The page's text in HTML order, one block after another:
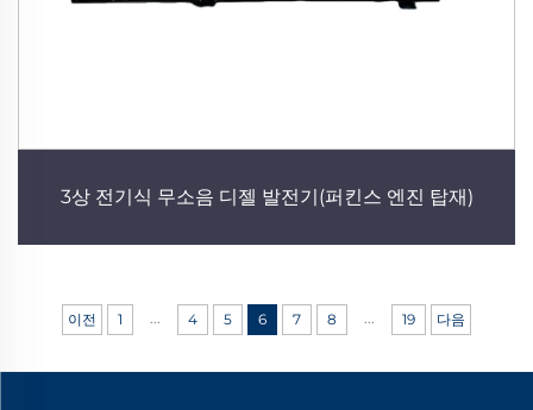
3상 전기식 무소음 디젤 발전기(퍼킨스 엔진 탑재)
이전 1 ... 4 5 6 7 8 ... 19 다음